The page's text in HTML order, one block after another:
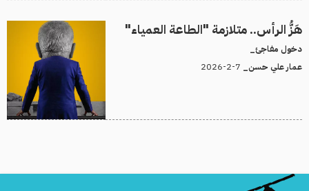
هَزُّ الرأس.. متلازمة "الطاعة العمياء"
دخول مفاجئ_
عمار علي حسن_